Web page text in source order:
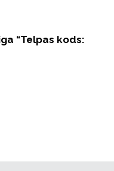
“Telpas kods: